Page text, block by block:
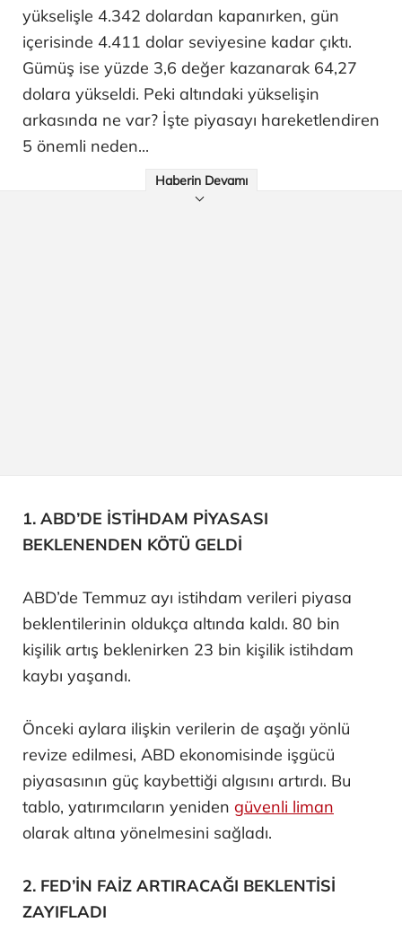
yükselişle 4.342 dolardan kapanırken, gün
içerisinde 4.411 dolar seviyesine kadar çıktı.
Gümüş ise yüzde 3,6 değer kazanarak 64,27
dolara yükseldi. Peki altındaki yükselişin
arkasında ne var? İşte piyasayı hareketlendiren
5 önemli neden...
Haberin Devamı
1. ABD’DE İSTİHDAM PİYASASI
BEKLENENDEN KÖTÜ GELDİ
ABD’de Temmuz ayı istihdam verileri piyasa
beklentilerinin oldukça altında kaldı. 80 bin
kişilik artış beklenirken 23 bin kişilik istihdam
kaybı yaşandı.
Önceki aylara ilişkin verilerin de aşağı yönlü
revize edilmesi, ABD ekonomisinde işgücü
piyasasının güç kaybettiği algısını artırdı. Bu
tablo, yatırımcıların yeniden güvenli liman
olarak altına yönelmesini sağladı.
2. FED’İN FAİZ ARTIRACAĞI BEKLENTİSİ
ZAYIFLADI